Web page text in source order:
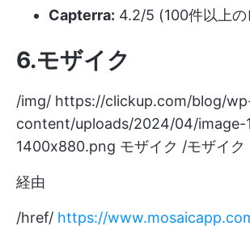
Capterra: 4.2/5 (100件以上の
6.モザイク
/img/ https://clickup.com/blog/
content/uploads/2024/04/image-
1400x880.png モザイク /モザイク
経由
/href/ https://